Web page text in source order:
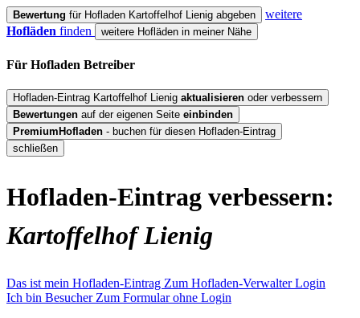
Bewertung für Hofladen Kartoffelhof Lienig abgeben
weitere
Hofläden finden weitere Hofläden in meiner Nähe
Für Hofladen Betreiber
Hofladen-Eintrag Kartoffelhof Lienig aktualisieren oder verbessern
Bewertungen auf der eigenen Seite einbinden
PremiumHofladen - buchen für diesen Hofladen-Eintrag
schließen
Hofladen-Eintrag verbessern:
Kartoffelhof Lienig
Das ist mein Hofladen-Eintrag Zum Hofladen-Verwalter Login
Ich bin Besucher Zum Formular ohne Login